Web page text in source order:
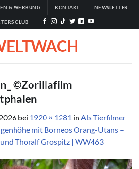
& WERBUNG KONTAKT NEWSLETTER
CLUB
©️Zorillafilm
bei 1920 × 1281 in Als Tierfilmer
mit Borneos Orang-Utans –
Thoralf Grospitz | WW463